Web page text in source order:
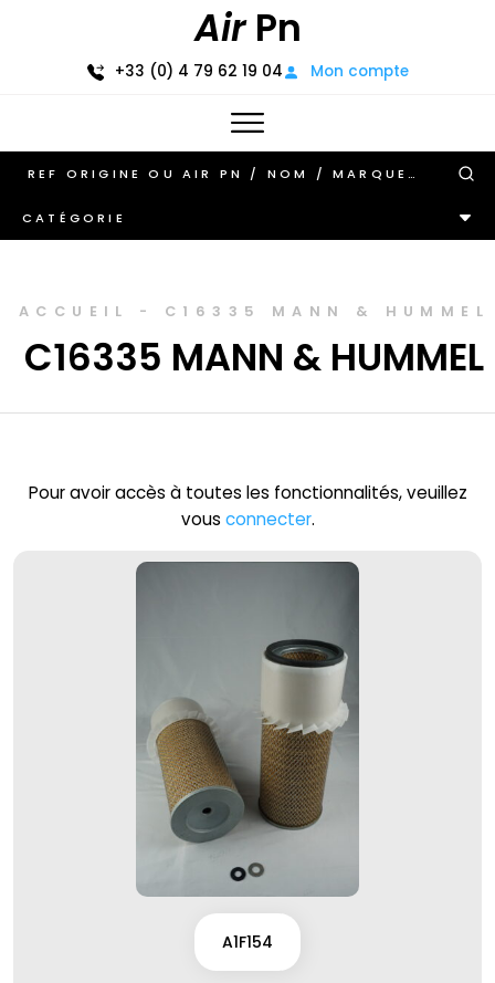
AirPn
+33 (0) 4 79 62 19 04 Mon compte
CATÉGORIE
ACCUEIL - C16335 MANN & HUMMEL
C16335 MANN & HUMMEL
Pour avoir accès à toutes les fonctionnalités, veuillez
vous connecter.
A1F154